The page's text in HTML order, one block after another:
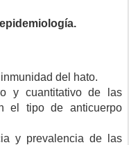
del hato.
y cuantitativo de las
el tipo de anticuerpo
y prevalencia de las